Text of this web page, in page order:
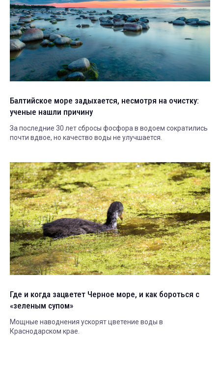
Балтийское море задыхается, несмотря на очистку:
ученые нашли причину
За последние 30 лет сбросы фосфора в водоем сократились
почти вдвое, но качество воды не улучшается.
Где и когда зацветет Черное море, и как бороться с
«зеленым супом»
Мощные наводнения ускорят цветение воды в
Краснодарском крае.